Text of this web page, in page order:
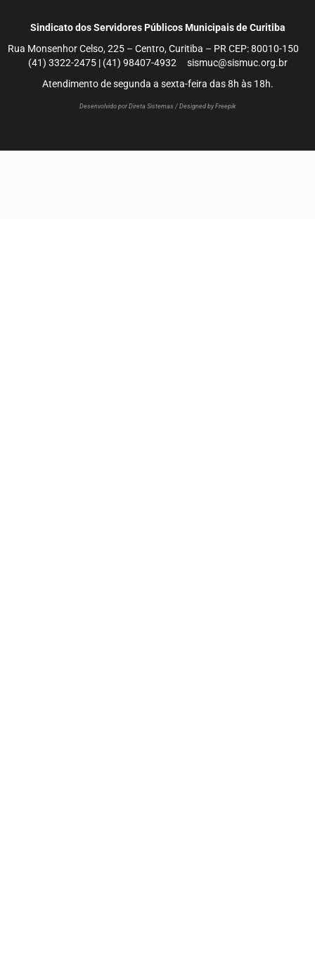
Sindicato dos Servidores Públicos Municipais de Curitiba
Rua Monsenhor Celso, 225 – Centro, Curitiba – PR CEP: 80010-150
(41) 3322-2475 | (41) 98407-4932 sismuc@sismuc.org.br
Atendimento de segunda a sexta-feira das 8h às 18h.
Desenvolvido por Direta Sistemas / Designed by Freepik